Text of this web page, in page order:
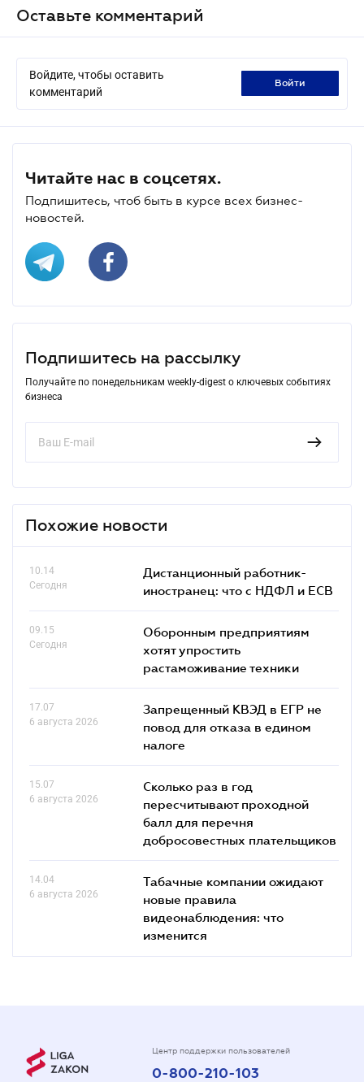
Оставьте комментарий
Войдите, чтобы оставить
комментарий
войти
Читайте нас в соцсетях.
Подпишитесь, чтоб быть в курсе всех бизнес-
новостей.
Подпишитесь на рассылку
Получайте по понедельникам weekly-digest о ключевых событиях
бизнеса
Похожие новости
10.14
Сегодня
Дистанционный работник-
иностранец: что с НДФЛ и ЕСВ
09.15
Сегодня
Оборонным предприятиям
хотят упростить
растаможивание техники
17.07
6 августа 2026
Запрещенный КВЭД в ЕГР не
повод для отказа в едином
налоге
15.07
6 августа 2026
Сколько раз в год
пересчитывают проходной
балл для перечня
добросовестных плательщиков
14.04
6 августа 2026
Табачные компании ожидают
новые правила
видеонаблюдения: что
изменится
Центр поддержки пользователей
0-800-210-103